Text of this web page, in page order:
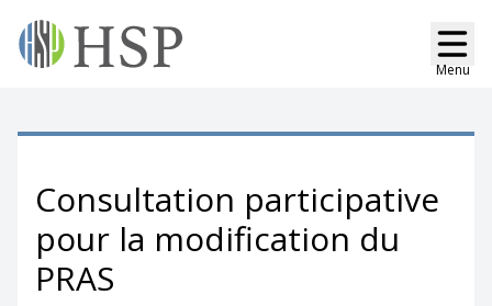
Menu
Consultation participative
pour la modification du
PRAS